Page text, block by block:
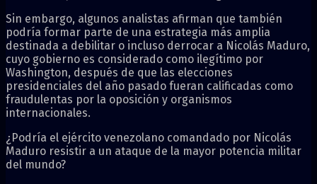
Sin embargo, algunos analistas afirman que también
podría formar parte de una estrategia más amplia
destinada a debilitar o incluso derrocar a Nicolás Maduro,
cuyo gobierno es considerado como ilegítimo por
Washington, después de que las elecciones
presidenciales del año pasado fueran calificadas como
fraudulentas por la oposición y organismos
internacionales.
¿Podría el ejército venezolano comandado por Nicolás
Maduro resistir a un ataque de la mayor potencia militar
del mundo?